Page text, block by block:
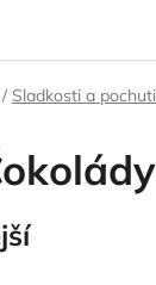
/ Sladkosti a